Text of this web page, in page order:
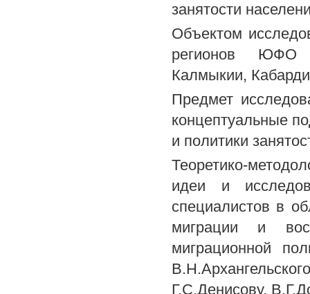
занятости
Объектом
регионов ЮФО
Калмыкии,
Предмет
концептуальные
и политики
Теоретико-
идеи и
специалистов в
миграции и
миграционной
Г.С.Денисову,